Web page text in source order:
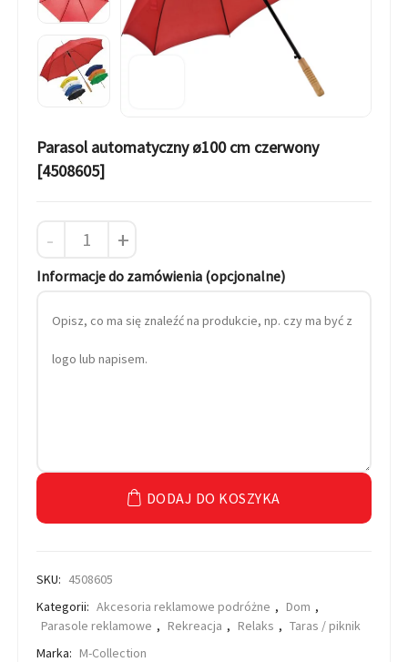
Parasol automatyczny ø100 cm czerwony
[4508605]
- +
Informacje do zamówienia (opcjonalne)
DODAJ DO KOSZYKA
SKU: 4508605
Kategorii: Akcesoria reklamowe podróżne , Dom ,
Parasole reklamowe , Rekreacja , Relaks , Taras / piknik
Marka: M-Collection